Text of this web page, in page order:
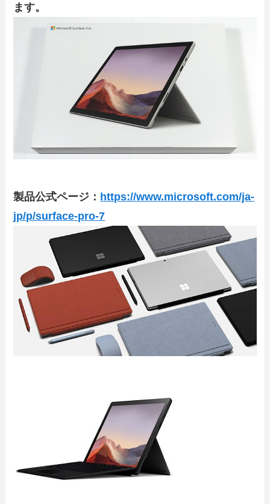
ます。
製品公式ページ： https://www.microsoft.com/ja-
jp/p/surface-pro-7